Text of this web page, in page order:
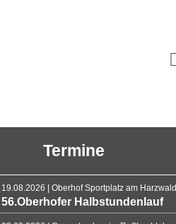
Termine
19.08.2026 | Oberhof Sportplatz am Harzwald
56.Oberhofer Halbstundenlauf